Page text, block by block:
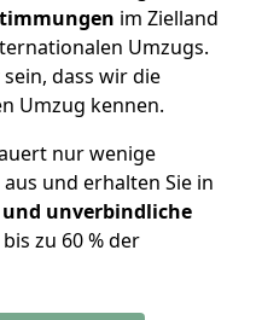
im Zielland
Umzugs.
dass wir die
Umzug kennen.
nur wenige
und erhalten Sie in
unverbindliche
zu 60 % der